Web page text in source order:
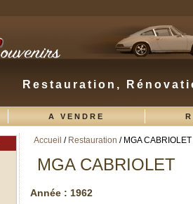
Restauration,
A VENDRE
Vous êtes ici
Accueil / Restauration / MGA CABRIOLET
MGA CABRIOLET
Année : 1962